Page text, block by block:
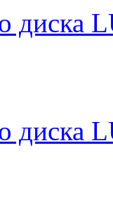
диска
диска